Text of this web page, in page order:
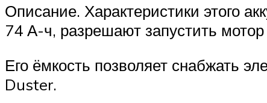
Описание. Характеристики этого
74 А-ч, разрешают запустить
Его ёмкость позволяет снабжать
Duster.